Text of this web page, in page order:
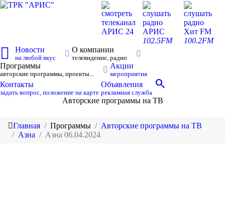
смотреть
телеканал
АРИС 24
слушать
радио
АРИС
102.5FM
слушать
радио
Хит FM
100.2FM
Новости
на любой вкус
О компании
телевидение, радио
Программы
авторские программы, проекты...
Акции
мероприятия
Контакты
задать вопрос, положение на карте
Объявления
рекламная служба
search
Авторские программы на ТВ
Главная Программы
Авторские программы на ТВ
Азна
Азна 06.04.2024